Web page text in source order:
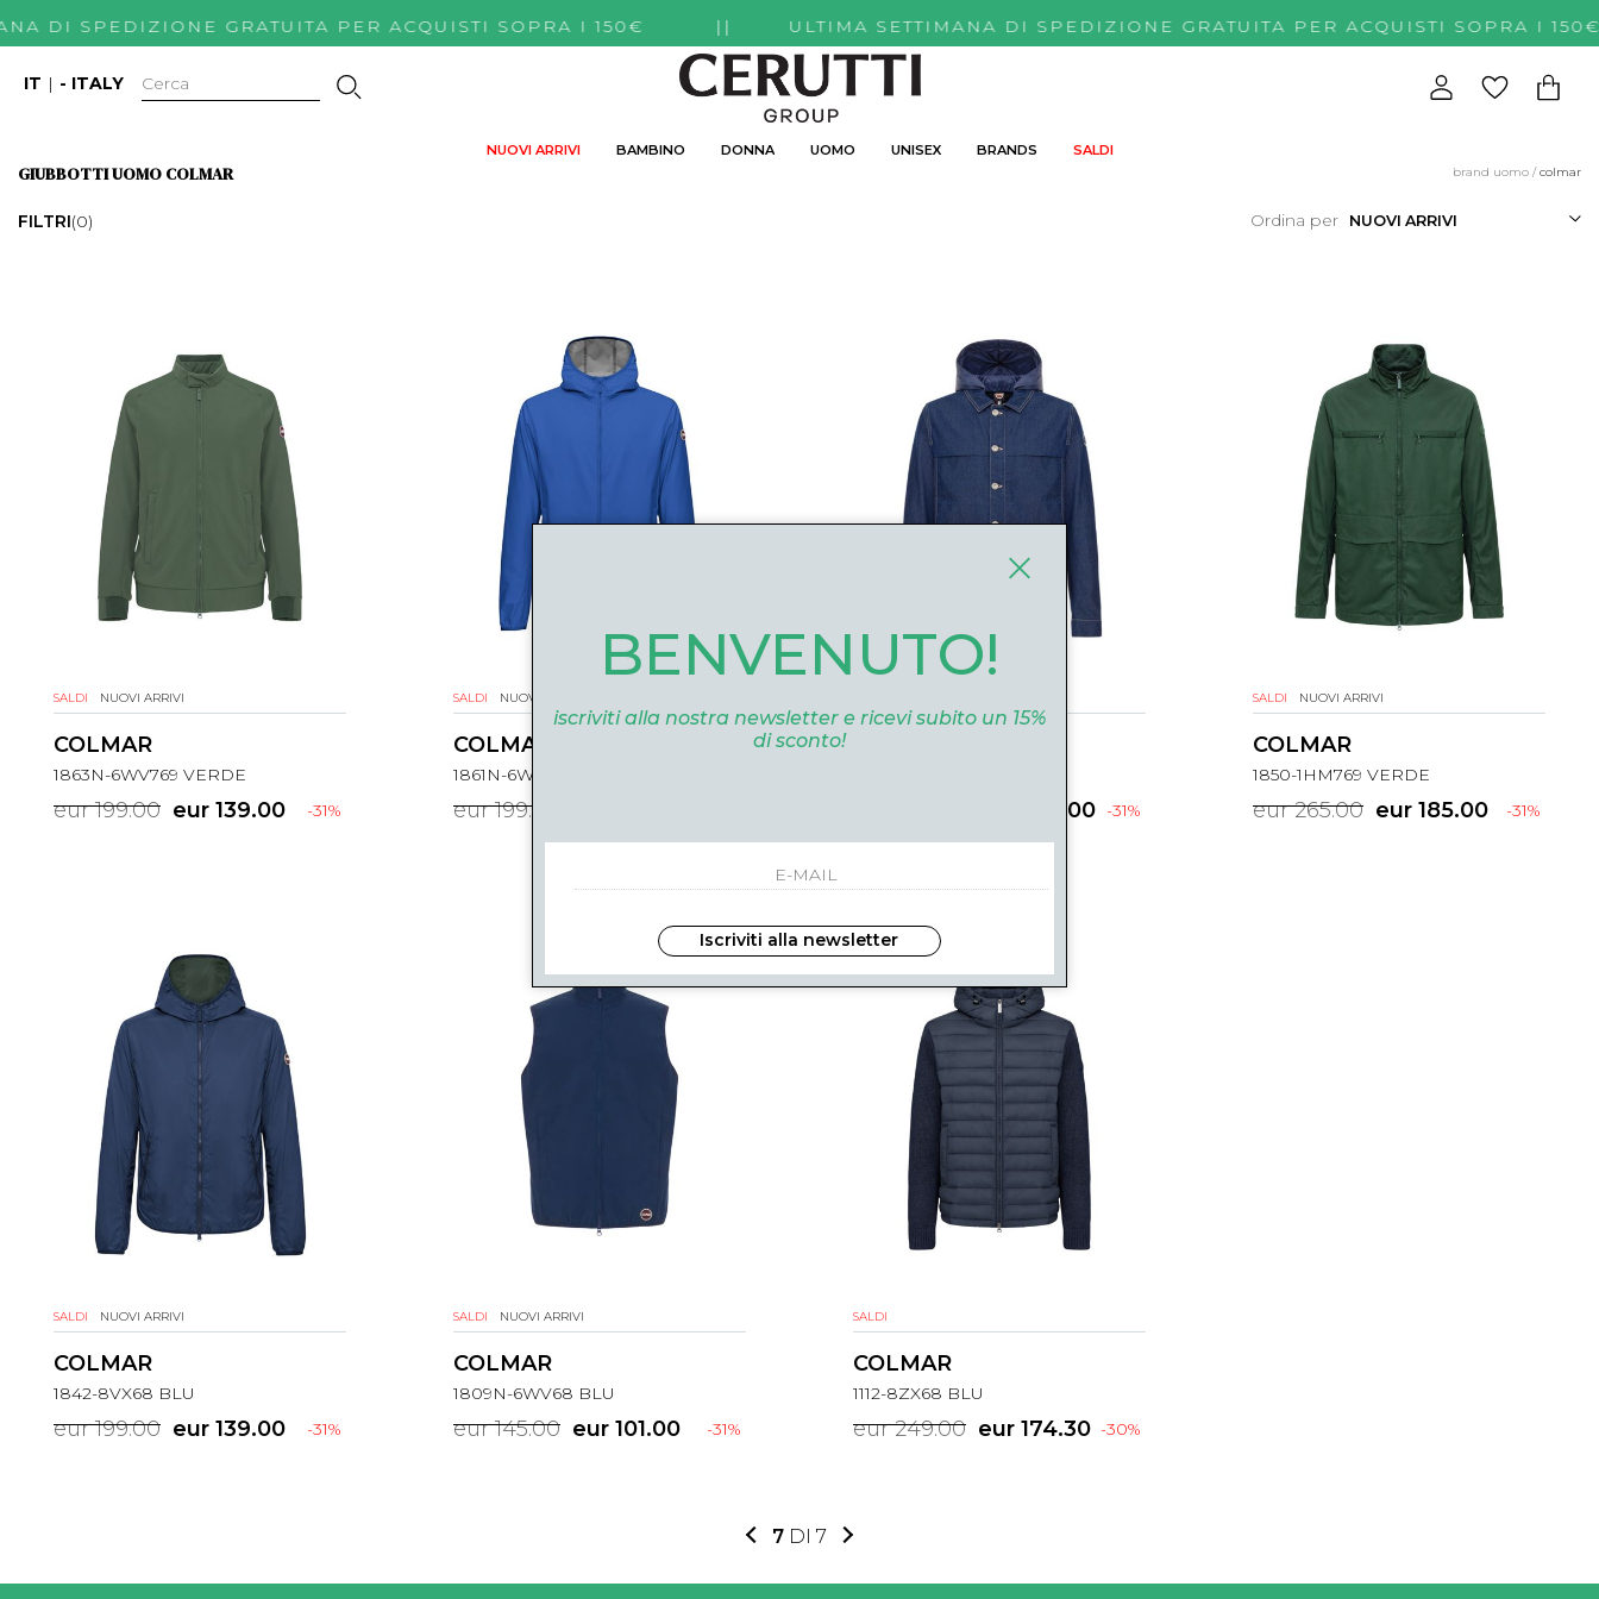
DI SPEDIZIONE GRATUITA PER ACQUISTI SOPRA I 150€ || ULTIMA SETTIMANA DI SPEDIZIONE GRATUITA PER ACQUISTI
IT | - ITALY
NUOVI ARRIVI BAMBINO DONNA UOMO UNISEX BRANDS SALDI
GIUBBOTTI UOMO COLMAR brand uomo /colmar
FILTRI(0) Ordina per
SALDI NUOVI ARRIVI
COLMAR
1863N-6WV769 VERDE
eur 199.00 -31%
eur 139.00
SALDI NUOVI ARRIVI
COLMAR
1861N-6WV432 BLU CHINA
eur 199.00 -31%
eur 209.00
SALDI NUOVI ARRIVI
COLMAR
1850-1HM769 VERDE
eur 265.00 -31%
eur 185.00
SALDI NUOVI ARRIVI
COLMAR
1842-8VX68 BLU
eur 199.00 -31%
eur 139.00
SALDI NUOVI ARRIVI
COLMAR
1809N-6WV68 BLU
eur 145.00 -31%
eur 101.00
SALDI
COLMAR
1112-8ZX68 BLU
eur 249.00 -30%
eur 174.30
7 DI 7
BENVENUTO!
iscriviti alla nostra newsletter e ricevi subito un 15%
di sconto!
Iscriviti alla newsletter